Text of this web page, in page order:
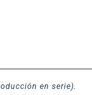
en serie).